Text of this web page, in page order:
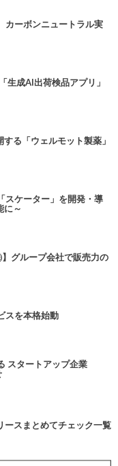
カーボンニュートラル実
生成AI出荷検品アプリ」
る「ウェルモット製薬」
スケーター」を開発・導
に～
グループ会社で販売力の
スを本格始動
スタートアップ企業
ースまとめてチェック一覧